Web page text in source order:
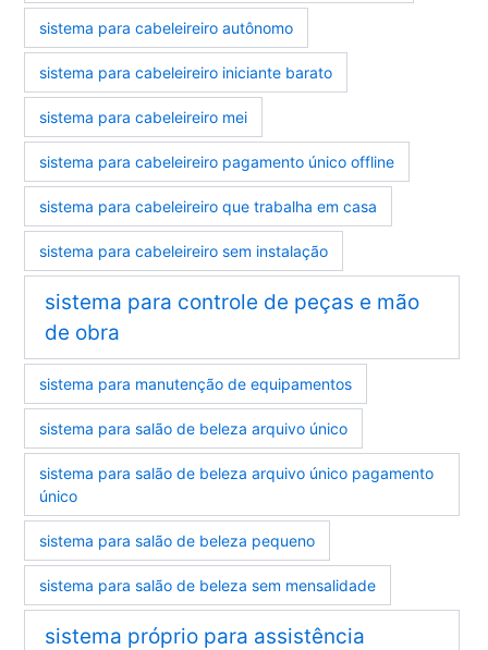
sistema para cabeleireiro autônomo
sistema para cabeleireiro iniciante barato
sistema para cabeleireiro mei
sistema para cabeleireiro pagamento único offline
sistema para cabeleireiro que trabalha em casa
sistema para cabeleireiro sem instalação
sistema para controle de peças e mão
de obra
sistema para manutenção de equipamentos
sistema para salão de beleza arquivo único
sistema para salão de beleza arquivo único pagamento
único
sistema para salão de beleza pequeno
sistema para salão de beleza sem mensalidade
sistema próprio para assistência